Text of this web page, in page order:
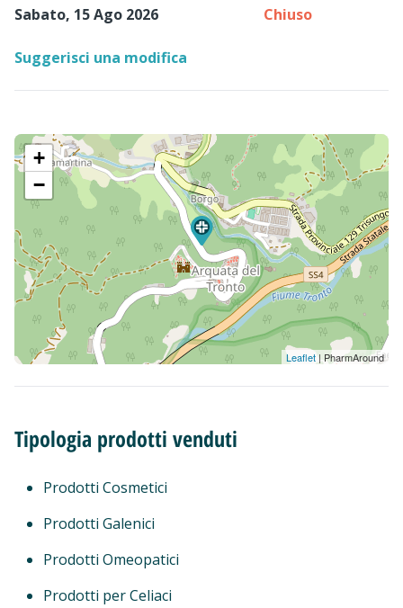
Sabato, 15 Ago 2026
Chiuso
Suggerisci una modifica
+
−
Leaflet | PharmAround
Tipologia prodotti venduti
Prodotti Cosmetici
Prodotti Galenici
Prodotti Omeopatici
Prodotti per Celiaci